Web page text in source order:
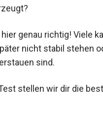
genau richtig! Viele
nicht stabil stehen
sind.
stellen wir dir die